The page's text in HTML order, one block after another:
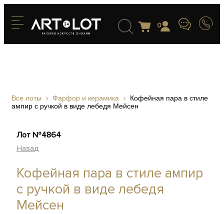
0
Все лоты Фарфор и керамика
Кофейная пара в стиле
ампир с ручкой в виде лебедя Мейсен
Лот №4864
Назад
Кофейная пара в стиле ампир
с ручкой в виде лебедя
Мейсен